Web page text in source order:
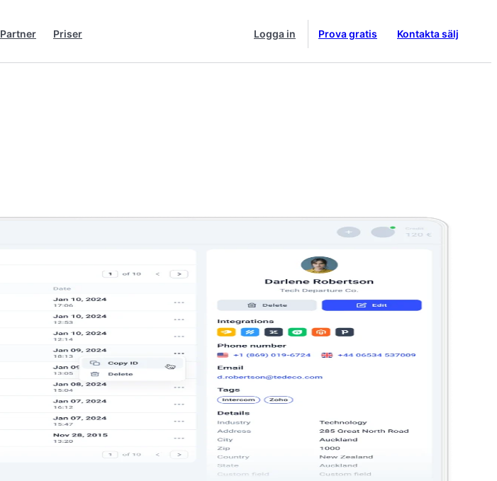
Partner Priser Logga in Prova gratis Kontakta sälj